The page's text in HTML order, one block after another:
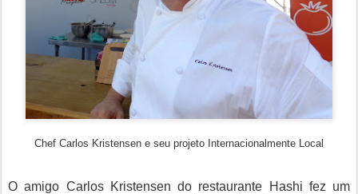
Chef Carlos Kristensen e seu projeto Internacionalmente Local
O amigo Carlos Kristensen do restaurante Hashi fez um